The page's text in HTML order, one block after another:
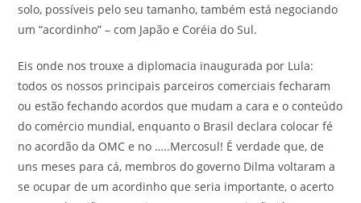
solo, possíveis pelo seu tamanho, também está negociando
um “acordinho” – com Japão e Coréia do Sul.
Eis onde nos trouxe a diplomacia inaugurada por Lula:
todos os nossos principais parceiros comerciais fecharam
ou estão fechando acordos que mudam a cara e o conteúdo
do comércio mundial, enquanto o Brasil declara colocar fé
no acordão da OMC e no …..Mercosul! É verdade que, de
uns meses para cá, membros do governo Dilma voltaram a
se ocupar de um acordinho que seria importante, o acerto